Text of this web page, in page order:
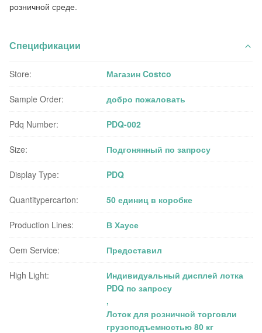
розничной среде.
Спецификации
Store: Магазин Costco
Sample Order: добро пожаловать
Pdq Number: PDQ-002
Size: Подгонянный по запросу
Display Type: PDQ
Quantitypercarton: 50 единиц в коробке
Production Lines: В Хаусе
Oem Service: Предоставил
High Light:
Индивидуальный дисплей лотка
PDQ по запросу
,
Лоток для розничной торговли
грузоподъемностью 80 кг